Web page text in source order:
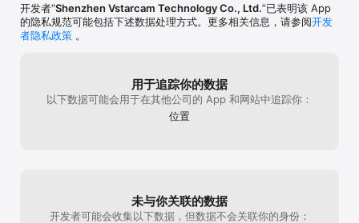
开发者“Shenzhen Vstarcam Technology Co., Ltd.”已表明该 App
的隐私规范可能包括下述数据处理方式。更多相关信息，请参阅开发
者隐私政策 。
用于追踪你的数据
以下数据可能会用于在其他公司的 App 和网站中追踪你：
位置
未与你关联的数据
开发者可能会收集以下数据，但数据不会关联你的身份：